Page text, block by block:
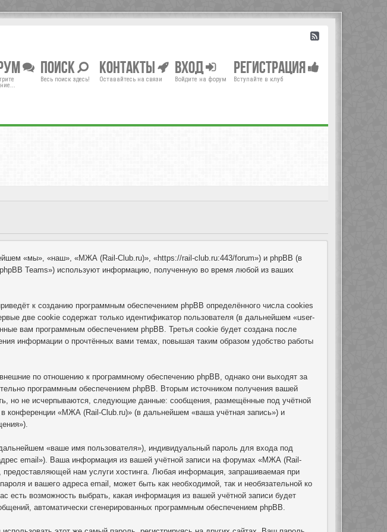
Поиск
Весь поиск здесь!
Контакты
Оставайтесь на связи
Вход
Войдите на форум
Регистрация
Вступайте в клуб
«мы», «наш», «МЖА (Rail-Club.ru)», «https://rail-club.ru:443/forum») и phpBB (в
Teams») используют информацию, полученную во время любой из ваших
к созданию программным обеспечением phpBB определённого числа cookies
две cookie содержат только идентификатор пользователя (в дальнейшем «user-
вам программным обеспечением phpBB. Третья cookie будет создана после
информации о прочтённых вами темах, повышая таким образом удобство работы
по отношению к программному обеспечению phpBB, однако они выходят за
программным обеспечением phpBB. Вторым источником получения вашей
но не исчерпываются, следующие данные: сообщения, размещённые под учётной
конференции «МЖА (Rail-Club.ru)» (в дальнейшем «ваша учётная запись») и
«ваше имя пользователя»), индивидуальный пароль для входа под
email»). Ваша информация из вашей учётной записи на форумах «МЖА (Rail-
нам услуги хостинга. Любая информация, запрашиваемая при
и вашего адреса email, может быть как необходимой, так и необязательной ко
возможность выбрать, какая информация из вашей учётной записи будет
автоматически сгенерированных программным обеспечением phpBB.